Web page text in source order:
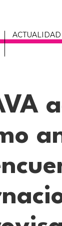
ACTUALIDAD